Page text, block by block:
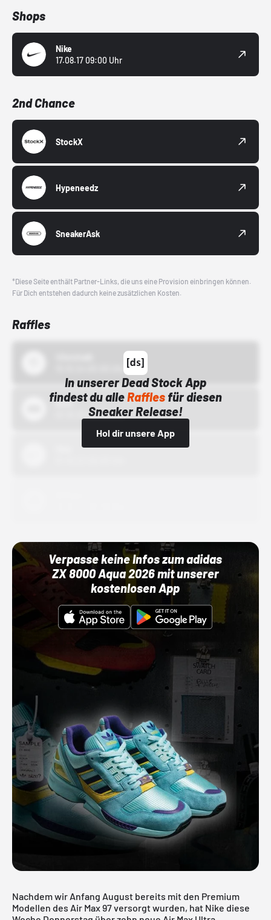
Shops
Nike
17.08.17 09:00 Uhr
2nd Chance
StockX
Hypeneedz
SneakerAsk
*Diese Seite enthält Partner-Links, die uns eine Provision einbringen können.
Für Dich entstehen dadurch keine zusätzlichen Kosten.
Raffles
In unserer Dead Stock App
findest du alleRafflesfür diesen
Sneaker Release!
Hol dir unsere App
Bstn
01.10.22 00:00 Uhr
Verpasse keine Infos zum adidas
ZX 8000 Aqua 2026 mit unserer
kostenlosen App
Nachdem wir Anfang August bereits mit den Premium
Modellen des Air Max 97 versorgt wurden, hat Nike diese